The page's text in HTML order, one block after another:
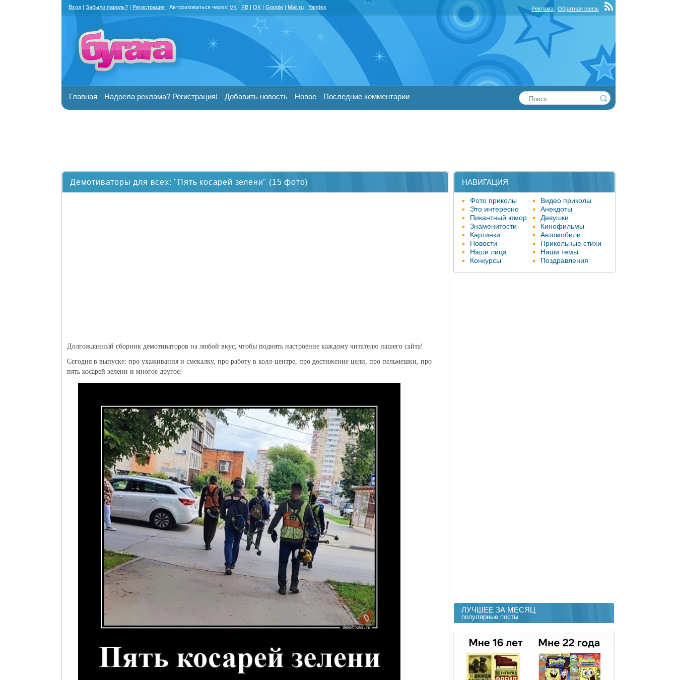
Демотиваторы для всех: "Пять косарей зелени" (15 фото)
Долгожданный сборник демотиваторов на любой вкус, чтобы поднять настроение каждому читателю нашего сайта!
Сегодня в выпуске: про ухаживания и смекалку, про работу в колл-центре, про достижение цели, про пельмешки, про
пять косарей зелени и многое другое!
НАВИГАЦИЯ
Фото приколы
Видео приколы
Это интересно
Анекдоты
Пикантный юмор
Девушки
Знаменитости
Кинофильмы
Картинки
Автомобили
Новости
Прикольные стихи
Наши лица
Наши темы
Конкурсы
Поздравления
ЛУЧШЕЕ ЗА МЕСЯЦ
популярные посты
Вход | Забыли пароль? | Регистрация | Авторизоваться через: VK | FB | OK | Google | Mail.ru | Yandex Реклама Обратная связь
Главная Надоела реклама? Регистрация! Добавить новость Новое Последние комментарии